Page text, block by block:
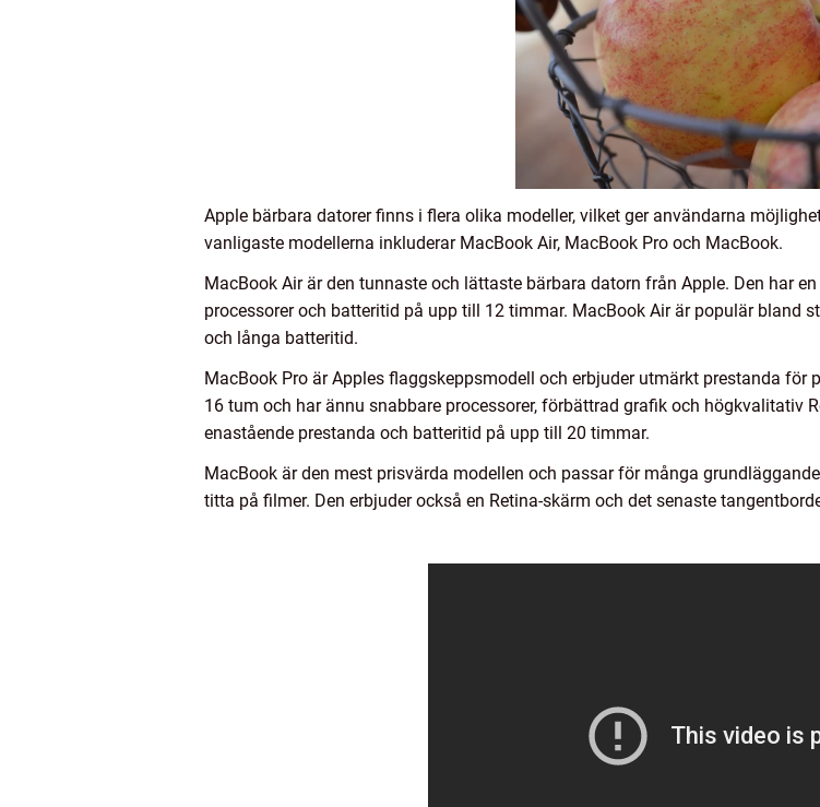
Apple bärbara datorer finns i flera olika modeller, vilket ger användarna
vanligaste modellerna inkluderar MacBook Air, MacBook Pro och MacBook.
MacBook Air är den tunnaste och lättaste bärbara datorn från Apple. Den har
processorer och batteritid på upp till 12 timmar. MacBook Air är populär bland
och långa batteritid.
MacBook Pro är Apples flaggskeppsmodell och erbjuder utmärkt prestanda
16 tum och har ännu snabbare processorer, förbättrad grafik och högkvalitativ
enastående prestanda och batteritid på upp till 20 timmar.
MacBook är den mest prisvärda modellen och passar för många
titta på filmer. Den erbjuder också en Retina-skärm och det senaste